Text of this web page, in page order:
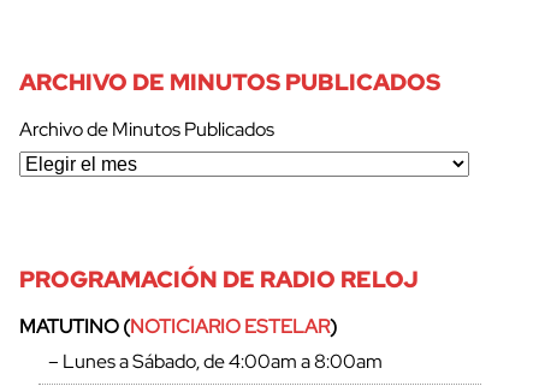
ARCHIVO DE MINUTOS PUBLICADOS
Archivo de Minutos Publicados
PROGRAMACIÓN DE RADIO RELOJ
MATUTINO (NOTICIARIO ESTELAR)
– Lunes a Sábado, de 4:00am a 8:00am